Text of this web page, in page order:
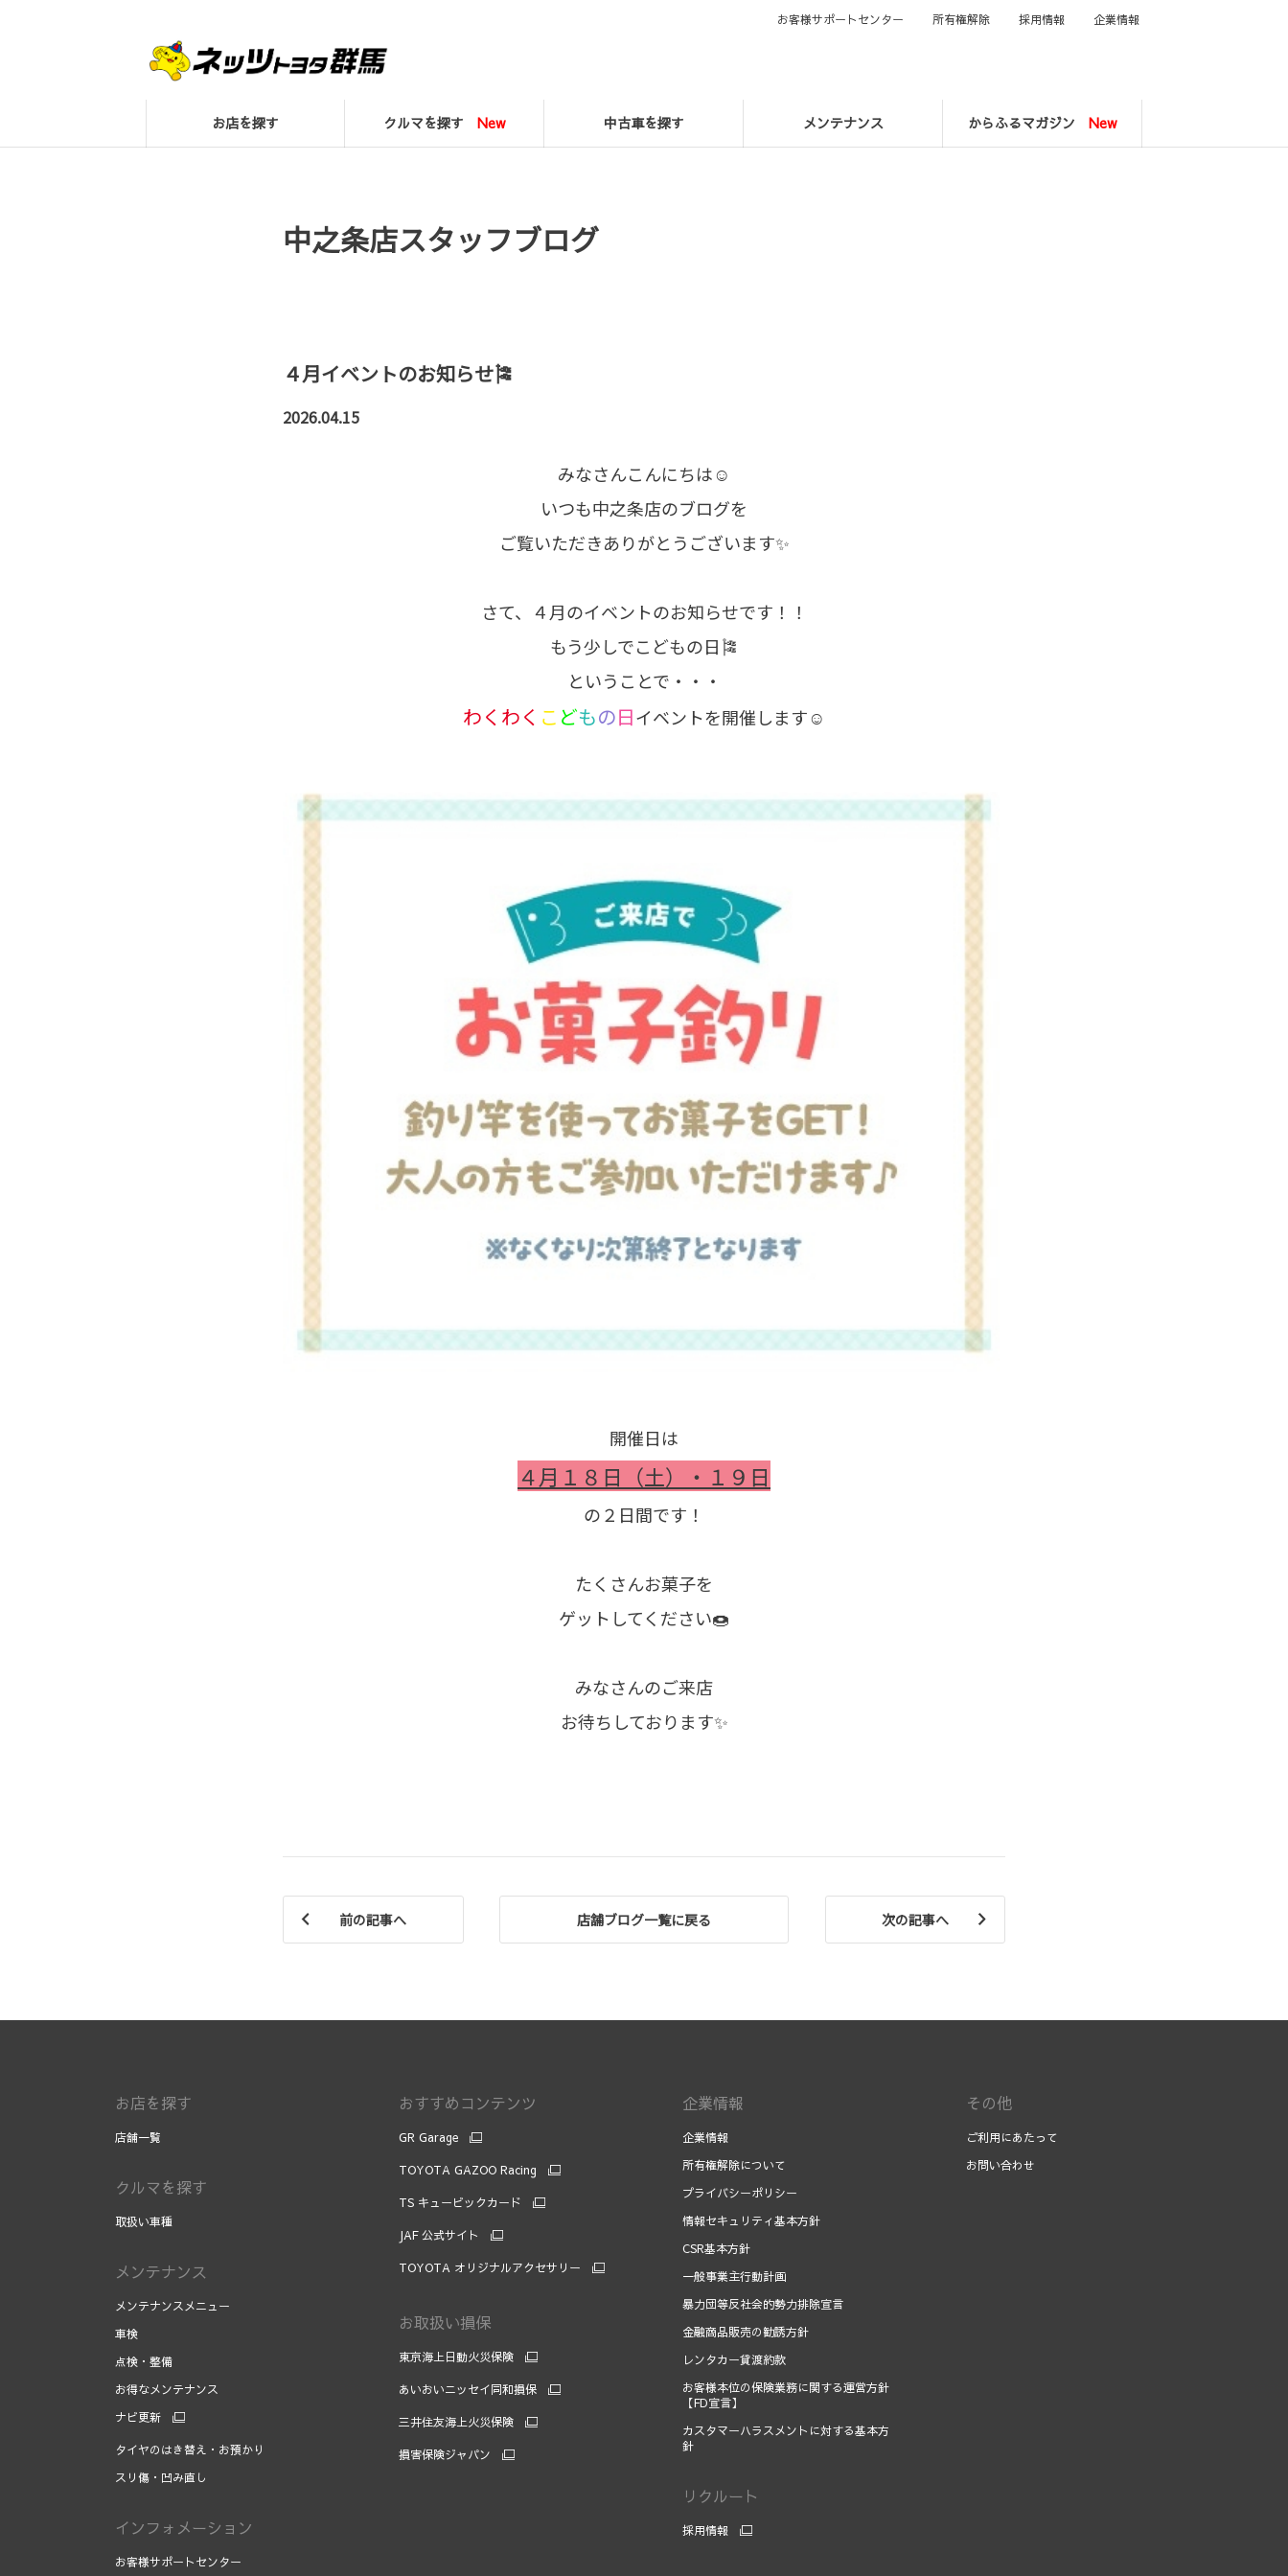
お店を探す クルマを探す New 中古車を探す メンテナンス からふるマガジン New
お客様サポートセンター 所有権解除 採用情報 企業情報
中之条店スタッフブログ
４月イベントのお知らせ🎏
2026.04.15
みなさんこんにちは☺
いつも中之条店のブログを
ご覧いただきありがとうございます✨
さて、４月のイベントのお知らせです！！
もう少しでこどもの日🎏
ということで・・・
わくわく こ どもの日イベントを開催します☺
開催日は
４月１８日（土）・１９日
の２日間です！
たくさんお菓子を
ゲットしてください🍩
みなさんのご来店
お待ちしております✨
前の記事へ 店舗ブログ一覧に戻る 次の記事へ
お店を探す
店舗一覧
クルマを探す
取扱い車種
メンテナンス
メンテナンスメニュー
車検
点検・整備
お得なメンテナンス
ナビ更新
タイヤのはき替え・お預かり
スリ傷・凹み直し
インフォメーション
お客様サポートセンター
おすすめコンテンツ
GR Garage
TOYOTA GAZOO Racing
TS キュービックカード
JAF 公式サイト
TOYOTA オリジナルアクセサリー
お取扱い損保
東京海上日動火災保険
あいおいニッセイ同和損保
三井住友海上火災保険
損害保険ジャパン
企業情報
企業情報
所有権解除について
プライバシーポリシー
情報セキュリティ基本方針
CSR基本方針
一般事業主行動計画
暴力団等反社会的勢力排除宣言
金融商品販売の勧誘方針
レンタカー貸渡約款
お客様本位の保険業務に関する運営方針
【FD宣言】
カスタマーハラスメントに対する基本方
針
リクルート
採用情報
その他
ご利用にあたって
お問い合わせ